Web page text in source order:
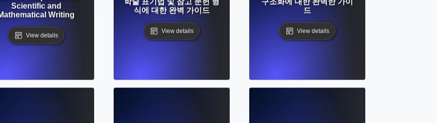
Scientific and
Writing
View details
식에 대한 완벽 가이드
View details
드
View details